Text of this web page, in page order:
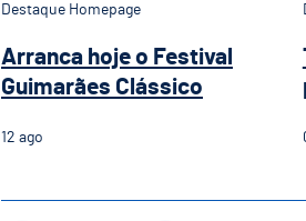
Destaque Homepage
Arranca hoje o Festival
Guimarães Clássico
12 ago